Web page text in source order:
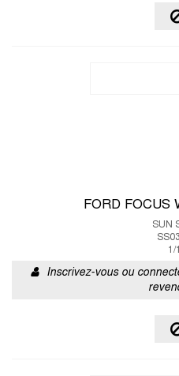
FORD FOCUS
SUN
1/
Inscrivez-vous ou